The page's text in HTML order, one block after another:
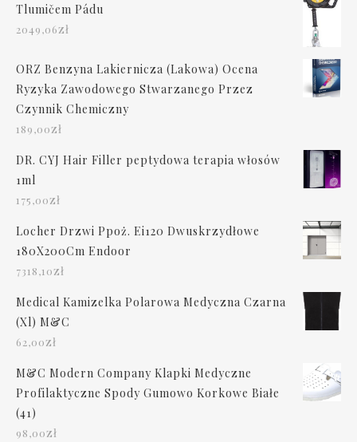
Tlumičem Pádu
2049,06zł
ORZ Benzyna Lakiernicza (Lakowa) Ocena
Ryzyka Zawodowego Stwarzanego Przez
Czynnik Chemiczny
189,00zł
DR. CYJ Hair Filler peptydowa terapia włosów
1ml
175,00zł
Locher Drzwi Ppoż. Ei120 Dwuskrzydłowe
180X200Cm Endoor
7318,10zł
Medical Kamizelka Polarowa Medyczna Czarna
(Xl) M&C
62,00zł
M&C Modern Company Klapki Medyczne
Profilaktyczne Spody Gumowo Korkowe Białe
(41)
98,00zł